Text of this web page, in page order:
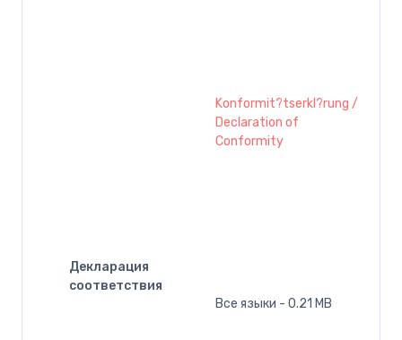
Декларация
соответствия
Konformit?tserkl?rung /
Declaration of
Conformity
Все языки - 0.21 MB